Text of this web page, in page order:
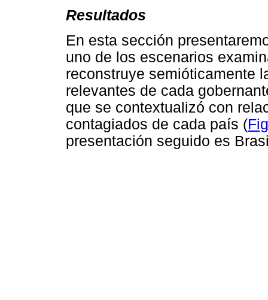
Resultados
En esta sección
uno de los escenarios
reconstruye semióticamente
relevantes de cada
que se contextualizó con
contagiados de cada país (
presentación seguido es